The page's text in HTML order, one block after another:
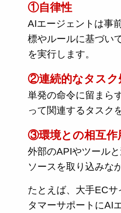
①自律性
AIエージェントは事
標やルールに基づい
を実行します。
②連続的なタスク
単発の命令に留まら
って関連するタスク
③環境との相互作
外部のAPIやツール
ソースを取り込みな
たとえば、大手EC
タマーサポートにAI